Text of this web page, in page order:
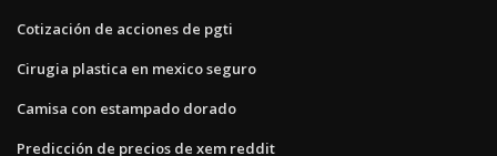
Cotización de acciones de pgti
Cirugia plastica en mexico seguro
Camisa con estampado dorado
Predicción de precios de xem reddit